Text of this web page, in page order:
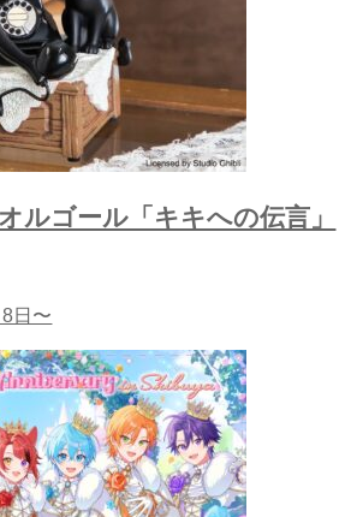
ルゴール「キキへの伝言」
日〜